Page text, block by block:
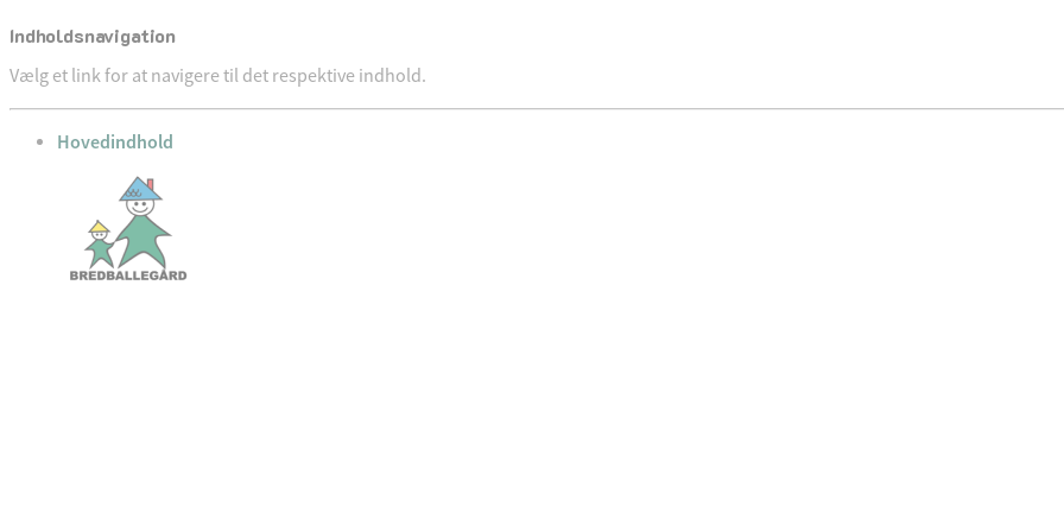
Indholdsnavigation
Vælg et link for at navigere til det respektive indhold.
gå til
Hovedindhold